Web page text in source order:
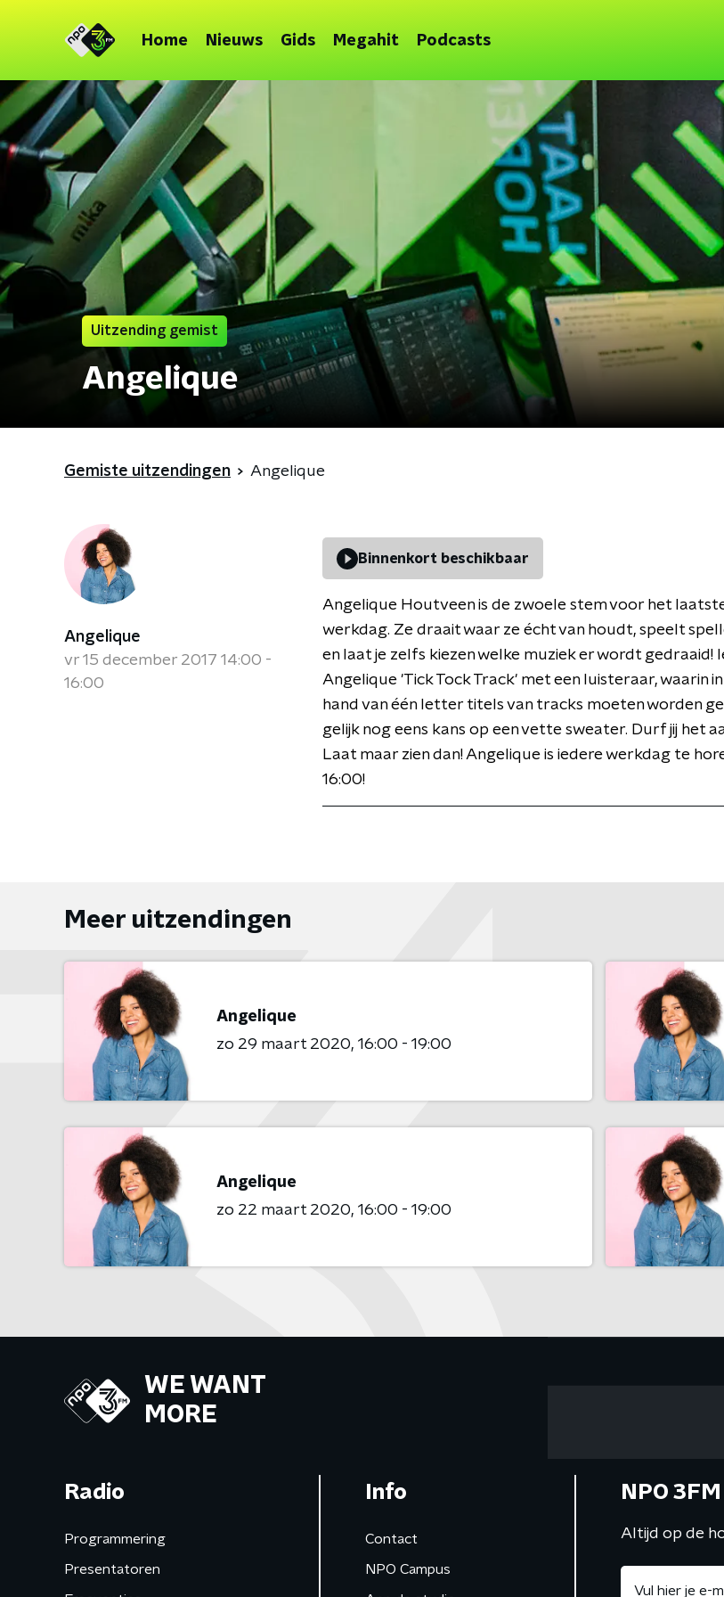
Home Nieuws Gids Megahit Podcasts
Uitzending gemist
Angelique
Gemiste uitzendingen Angelique
Angelique
vr 15 december 2017 14:00 -
16:00
Binnenkort beschikbaar
Angelique Houtveen is de zwoele stem voor het
werkdag. Ze draait waar ze écht van houdt, speelt
en laat je zelfs kiezen welke muziek er wordt gedraaid!
Angelique 'Tick Tock Track' met een luisteraar, waarin
hand van één letter titels van tracks moeten worden
gelijk nog eens kans op een vette sweater. Durf jij het
Laat maar zien dan! Angelique is iedere werkdag te
16:00!
Meer uitzendingen
Angelique
zo 29 maart 2020 16:00 - 19:00
Angelique
zo 22 maart 2020 16:00 - 19:00
WE WANT
MORE
Radio
Programmering
Presentatoren
Info
Contact
NPO Campus
NPO
Altijd op de